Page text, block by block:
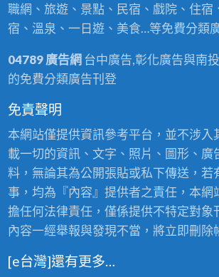
職網、旅遊、景點、民宿、戲院、住宿
宿、溫泉、一日遊、美食…等免費分類
04789 廣告網台中廣告,彰化廣告與南
的免費分類廣告刊登
免責聲明
本網站僅提供資訊參考平台，並不涉入
載一切的資訊、文字、照片、圖形、廣
料，無論其為公開張貼或私下傳送，若
事，均為『內容』提供者之責任，本網
擔任何法律責任，僅係提供不特定對象
內容一經舉報與發現不當，將立即刪除
[e台灣]還有更多…